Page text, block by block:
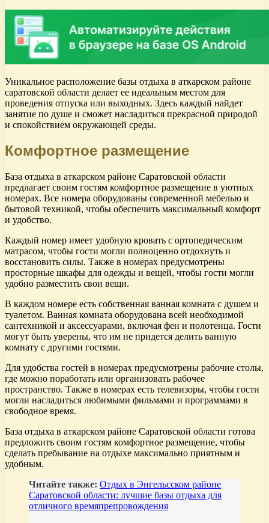
Уникальное расположение базы отдыха в аткарском районе
саратовской области делает ее идеальным местом для
проведения отпуска или выходных. Здесь каждый найдет
занятие по душе и сможет насладиться прекрасной природой
и спокойствием окружающей среды.
Комфортное размещение
База отдыха в аткарском районе Саратовской области
предлагает своим гостям комфортное размещение в уютных
номерах. Все номера оборудованы современной мебелью и
бытовой техникой, чтобы обеспечить максимальный комфорт
и удобство.
Каждый номер имеет удобную кровать с ортопедическим
матрасом, чтобы гости могли полноценно отдохнуть и
восстановить силы. Также в номерах предусмотрены
просторные шкафы для одежды и вещей, чтобы гости могли
удобно разместить свои вещи.
В каждом номере есть собственная ванная комната с душем и
туалетом. Ванная комната оборудована всей необходимой
сантехникой и аксессуарами, включая фен и полотенца. Гости
могут быть уверены, что им не придется делить ванную
комнату с другими гостями.
Для удобства гостей в номерах предусмотрены рабочие столы,
где можно поработать или организовать рабочее
пространство. Также в номерах есть телевизоры, чтобы гости
могли насладиться любимыми фильмами и программами в
свободное время.
База отдыха в аткарском районе Саратовской области готова
предложить своим гостям комфортное размещение, чтобы
сделать пребывание на отдыхе максимально приятным и
удобным.
Читайте также: Отдых в Энгельсском районе
Саратовской области: лучшие базы отдыха для
отличного времяпрепровождения